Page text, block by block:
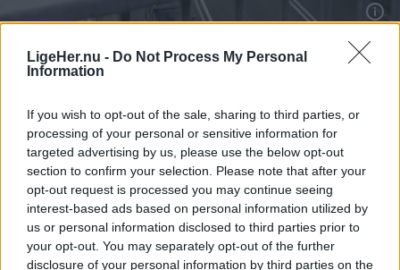
LigeHer.nu - Do Not Process My Personal
Information
If you wish to opt-out of the sale, sharing to third parties, or
processing of your personal or sensitive information for
targeted advertising by us, please use the below opt-out
section to confirm your selection. Please note that after your
opt-out request is processed you may continue seeing
interest-based ads based on personal information utilized by
us or personal information disclosed to third parties prior to
your opt-out. You may separately opt-out of the further
disclosure of your personal information by third parties on the
Uheld spærrer E45 i morgentrafikken
Freja Hesthaven
Følg os på Discover
05. august 2026 kl. 07.40
AALBORG: Onsdag morgen er der sket et uheld
på E45 fra Nørresundby mod Aalborg mellem